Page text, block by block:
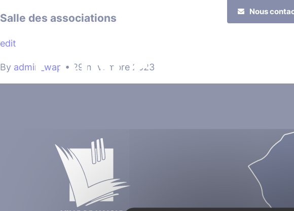
Nous
Salle des associations
edit
By admin_wap • 29 novembre 2023